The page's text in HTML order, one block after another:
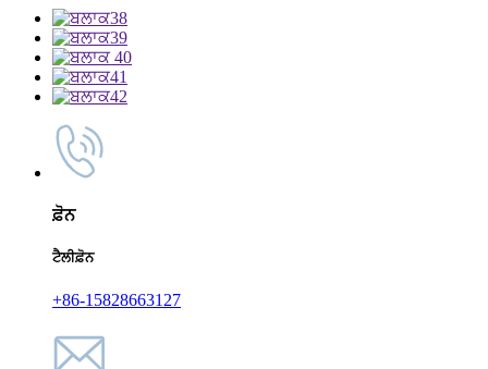
ਫ਼ੋਨ
ਟੈਲੀਫ਼ੋਨ
+86-15828663127